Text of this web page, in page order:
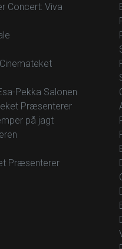
Concert: Viva
Pekka Salonen
Præsenterer
på jagt
Præsenterer